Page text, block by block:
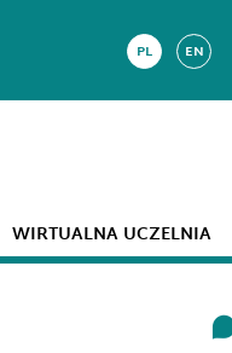
PL EN
WIRTUALNA UCZELNIA